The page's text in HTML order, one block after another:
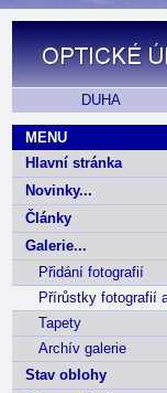
DUHA
MENU
Hlavní stránka
Novinky...
Články
Galerie...
Přidání fotografií
Přírůstky fotografií
Tapety
Archív galerie
Stav oblohy